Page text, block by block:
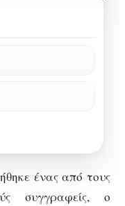
ένας από τους
συγγραφείς, ο